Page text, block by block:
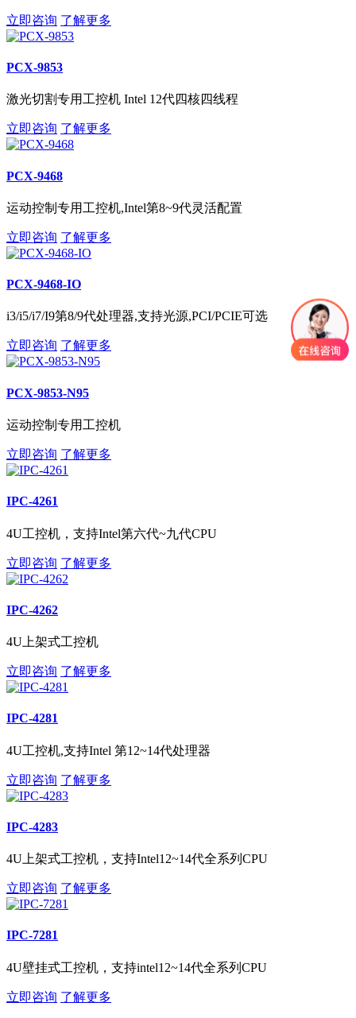
立即咨询 了解更多
PCX-9853
激光切割专用工控机 Intel 12代四核四线程
立即咨询 了解更多
PCX-9468
运动控制专用工控机,Intel第8~9代灵活配置
立即咨询 了解更多
PCX-9468-IO
i3/i5/i7/I9第8/9代处理器,支持光源,PCI/PCIE可选
立即咨询 了解更多
PCX-9853-N95
运动控制专用工控机
立即咨询 了解更多
IPC-4261
4U工控机，支持Intel第六代~九代CPU
立即咨询 了解更多
IPC-4262
4U上架式工控机
立即咨询 了解更多
IPC-4281
4U工控机,支持Intel 第12~14代处理器
立即咨询 了解更多
IPC-4283
4U上架式工控机，支持Intel12~14代全系列CPU
立即咨询 了解更多
IPC-7281
4U壁挂式工控机，支持intel12~14代全系列CPU
立即咨询 了解更多